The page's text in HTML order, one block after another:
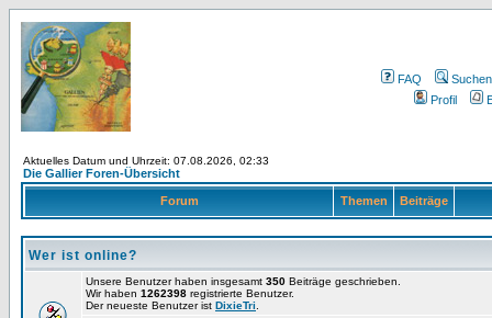
FAQ
Suchen
Profil
Aktuelles Datum und Uhrzeit: 07.08.2026, 02:33
Die Gallier Foren-Übersicht
Forum Themen Beiträge
Wer ist online?
Unsere Benutzer haben insgesamt 350 Beiträge geschrieben.
Wir haben 1262398 registrierte Benutzer.
Der neueste Benutzer ist DixieTri